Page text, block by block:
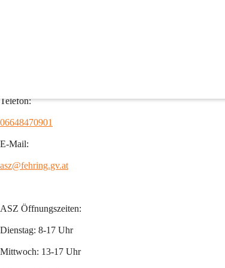
Telefon:
06648470901
E-Mail:
asz@fehring.gv.at
ASZ Öffnungszeiten:
Dienstag: 8-17 Uhr
Mittwoch: 13-17 Uhr